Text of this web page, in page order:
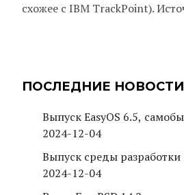
схожее с IBM TrackPoint).
ПОСЛЕДНИЕ
Выпуск EasyOS 6.5,
2024-12-04
Выпуск среды
2024-12-04